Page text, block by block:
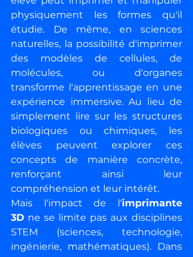
physiquement les formes qu'il
étudie. De même, en sciences
naturelles, la possibilité d'imprimer
des modèles de cellules, de
molécules, ou d'organes
transforme l'apprentissage en une
expérience immersive. Au lieu de
simplement lire sur les structures
biologiques ou chimiques, les
élèves peuvent explorer ces
concepts de manière concrète,
renforçant ainsi leur
compréhension et leur intérêt.
Mais l'impact de l'imprimante
3D ne se limite pas aux disciplines
STEM (sciences, technologie,
ingénierie, mathématiques). Dans